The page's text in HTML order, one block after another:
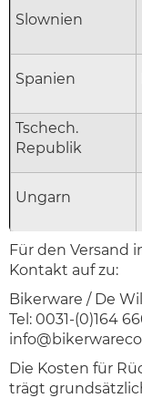
Slownien
Spanien
Tschech.
Republik
Ungarn
Für den Versand
Kontakt auf zu:
Bikerware / De
Tel: 0031-(0)164
Die Kosten für
trägt